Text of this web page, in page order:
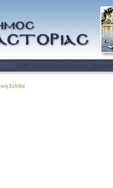
Αρχική ΣελίδαΣύνδεσμοιΧρήσιμες
Σελίδα